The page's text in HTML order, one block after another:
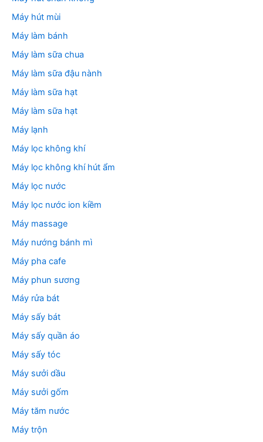
Máy hút mùi
Máy làm bánh
Máy làm sữa chua
Máy làm sữa đậu nành
Máy làm sữa hạt
Máy làm sữa hạt
Máy lạnh
Máy lọc không khí
Máy lọc không khí hút ẩm
Máy lọc nước
Máy lọc nước ion kiềm
Máy massage
Máy nướng bánh mì
Máy pha cafe
Máy phun sương
Máy rửa bát
Máy sấy bát
Máy sấy quần áo
Máy sấy tóc
Máy sưởi dầu
Máy sưởi gốm
Máy tăm nước
Máy trộn